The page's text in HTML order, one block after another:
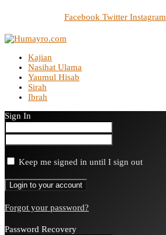
Facebook Twitter Instagram
Kajian
Nasihat Ulama
Yaumul Hisab
Sirah
Ibrah
Sign In
Keep me signed in until I sign out
Forgot your password?
Password Recovery